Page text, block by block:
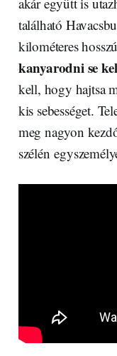
található
kilométeres
kanyarodni se
kell, hogy hajtsa
kis sebességet.
meg nagyon
szélén